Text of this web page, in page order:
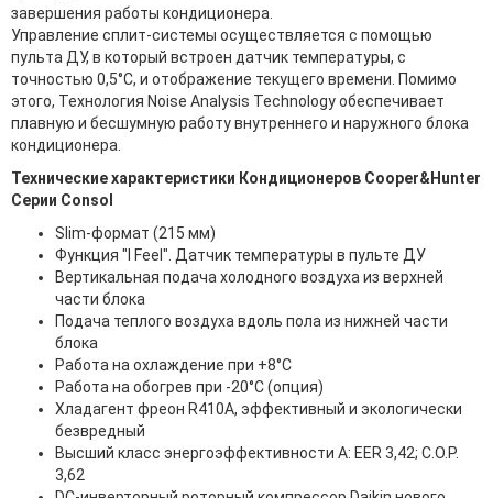
завершения работы кондиционера.
Управление сплит-системы осуществляется с помощью
пульта ДУ, в который встроен датчик температуры, с
точностью 0,5°C, и отображение текущего времени. Помимо
этого, Технология Noise Analysis Technology обеспечивает
плавную и бесшумную работу внутреннего и наружного блока
кондиционера.
Технические характеристики Кондиционеров Cooper&Hunter
Серии Consol
Slim-формат (215 мм)
Функция "I Feel". Датчик температуры в пульте ДУ
Вертикальная подача холодного воздуха из верхней
части блока
Подача теплого воздуха вдоль пола из нижней части
блока
Работа на охлаждение при +8°C
Работа на обогрев при -20°C (опция)
Хладагент фреон R410A, эффективный и экологически
безвредный
Высший класс энергоэффективности А: EER 3,42; C.O.P.
3,62